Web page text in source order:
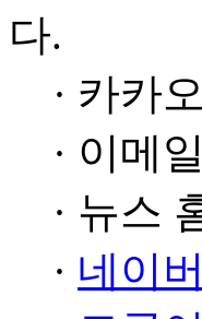
다.
· 카카
· 이메
· 뉴스
· 네이